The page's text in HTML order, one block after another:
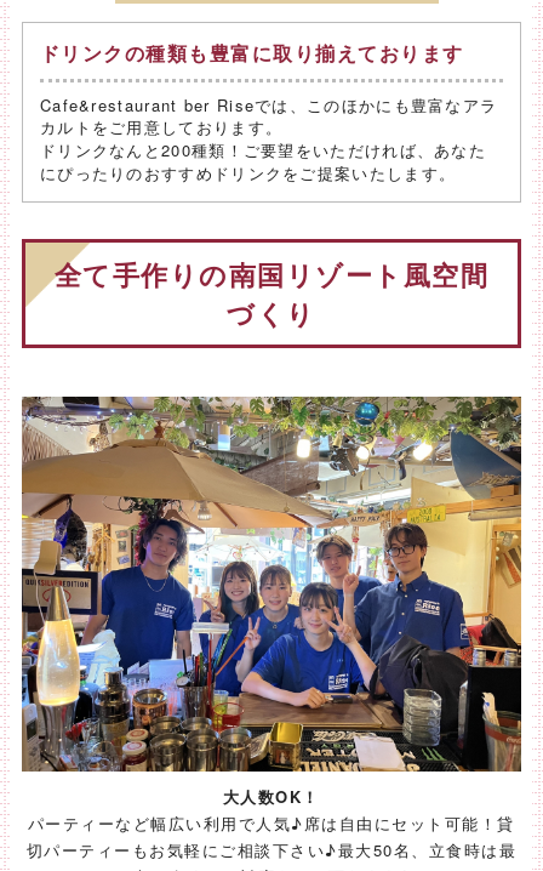
ドリンクの種類も豊富に取り揃えております
Cafe&restaurant ber Riseでは、このほかにも豊富なアラ
カルトをご用意しております。
ドリンクなんと200種類！ご要望をいただければ、あなた
にぴったりのおすすめドリンクをご提案いたします。
全て手作りの南国リゾート風空間
づくり
大人数OK！
パーティーなど幅広い利用で人気♪席は自由にセット可能！貸
切パーティーもお気軽にご相談下さい♪最大50名、立食時は最